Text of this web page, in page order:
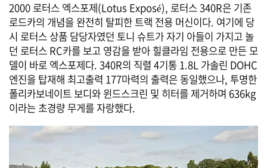
2000 로터스 엑스포제(Lotus Exposé), 로터스 340R은 기존
로드카의 개념을 완전히 탈피한 트랙 전용 머신이다. 여기에 당
시 로터스 상품 담당자였던 토니 슈트가 자기 아들이 가지고 놀
던 로터스 RC카를 보고 영감을 받아 힐클라임 전용으로 만든 모
델이 바로 엑스포제다. 340R의 직렬 4기통 1.8L 가솔린 DOHC
엔진을 탑재해 최고출력 177마력의 출력은 동일했으나, 투명한
폴리카보네이트 보디와 윈드스크린 및 히터를 제거하며 636kg
이라는 초경량 무게를 자랑했다.